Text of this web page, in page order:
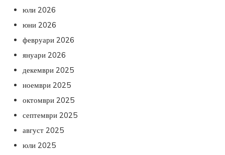
юли 2026
юни 2026
февруари 2026
януари 2026
декември 2025
ноември 2025
октомври 2025
септември 2025
август 2025
юли 2025